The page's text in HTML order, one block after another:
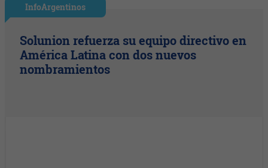
InfoArgentinos
Solunion refuerza su equipo directivo en
América Latina con dos nuevos
nombramientos